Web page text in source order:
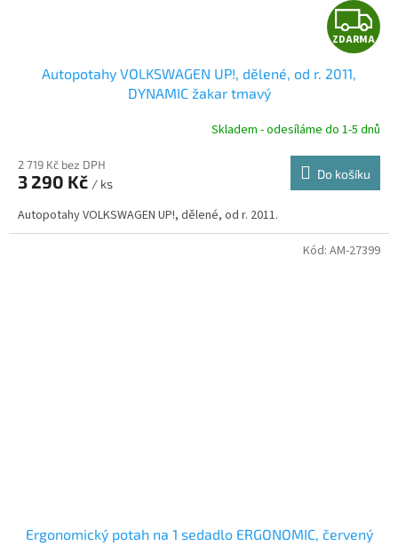
Z
D
R
ZDARMA
Autopotahy VOLKSWAGEN UP!, dělené, od r. 2011,
DYNAMIC žakar tmavý
Skladem - odesíláme do 1-5 dnů
2 719 Kč bez DPH
3 290 Kč / ks
Do košíku
Autopotahy VOLKSWAGEN UP!, dělené, od r. 2011.
Ergonomický potah na 1 sedadlo ERGONOMIC, červený
Kód: AM-27399